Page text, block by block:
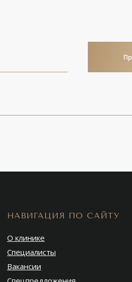
НАВИГАЦИЯ ПО САЙТУ
О клинике
Специалисты
Вакансии